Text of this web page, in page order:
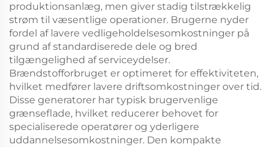
produktionsanlæg, men giver stadig tilstrækkelig
strøm til væsentlige operationer. Brugerne nyder
fordel af lavere vedligeholdelsesomkostninger på
grund af standardiserede dele og bred
tilgængelighed af serviceydelser.
Brændstofforbruget er optimeret for effektiviteten,
hvilket medfører lavere driftsomkostninger over tid.
Disse generatorer har typisk brugervenlige
grænseflade, hvilket reducerer behovet for
specialiserede operatører og yderligere
uddannelsesomkostninger. Den kompakte